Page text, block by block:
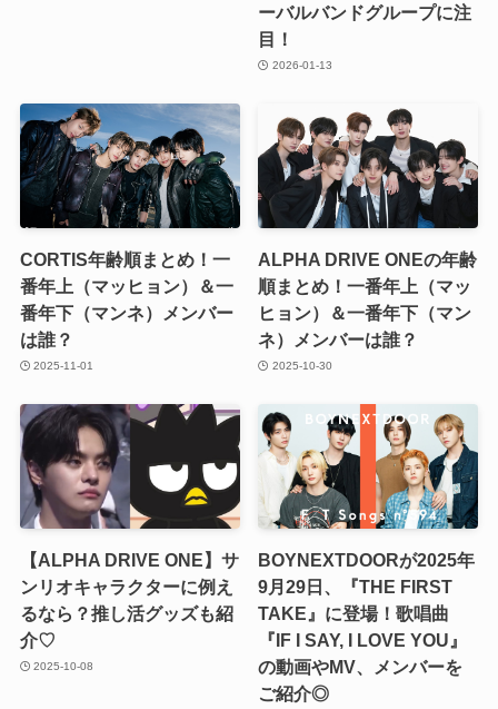
ーバルバンドグループに注
目！
2026-01-13
CORTIS年齢順まとめ！一
番年上（マッヒョン）＆一
番年下（マンネ）メンバー
は誰？
2025-11-01
ALPHA DRIVE ONEの年齢
順まとめ！一番年上（マッ
ヒョン）＆一番年下（マン
ネ）メンバーは誰？
2025-10-30
【ALPHA DRIVE ONE】サ
ンリオキャラクターに例え
るなら？推し活グッズも紹
介♡
2025-10-08
BOYNEXTDOORが2025年
9月29日、『THE FIRST
TAKE』に登場！歌唱曲
『IF I SAY, I LOVE YOU』
の動画やMV、メンバーを
ご紹介◎